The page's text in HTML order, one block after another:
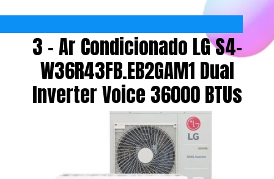
3 - Ar Condicionado LG S4-
W36R43FB.EB2GAM1 Dual
Inverter Voice 36000 BTUs